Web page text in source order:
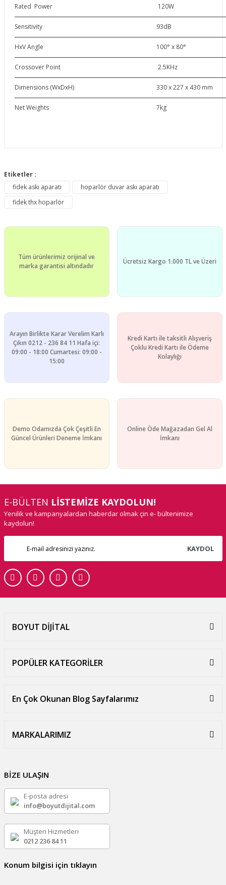
Rated Power 120W
Sensitivity 93dB
HxV Angle 100° x 80°
Crossover Point 2.5KHz
Dimensions (WxDxH) 330 x 227 x 430 mm
Net Weights 7kg
konularda yetersiz gördüğünüz noktaları öneri formunu
Görüş ve önerileriniz için teşekkür ederiz.
Ürün açıklamasında eksik bilgiler bulunuyor.
Ürün fiyatı diğer sitelerden daha pahalı.
Etiketler :
fidek askı aparatı
hoparlör duvar askı aparatı
fidek thx hoparlör
Tüm ürünlerimiz orijinal ve
marka garantisi altındadır
Ücretsiz Kargo 1.000 TL ve Üzeri
Arayın Birlikte Karar Verelim Karlı
Çıkın 0212 - 236 84 11 Hafa içi:
09:00 - 18:00 Cumartesi: 09:00 -
15:00
Kredi Kartı ile taksitli Alışveriş
Çoklu Kredi Kartı ile Ödeme
Kolaylığı
Demo Odamızda Çok Çeşitli En
Güncel Ürünleri Deneme İmkanı
Online Öde Mağazadan Gel Al
İmkanı
E-BÜLTEN LİSTEMİZE KAYDOLUN!
Yenilik ve kampanyalardan haberdar olmak çin e- bültenimize
kaydolun!
KAYDOL
BOYUT DİJİTAL
POPÜLER KATEGORİLER
En Çok Okunan Blog Sayfalarımız
MARKALARIMIZ
BİZE ULAŞIN
E-posta adresi
info@boyutdijital.com
Müşteri Hizmetleri
0212 236 84 11
Konum bilgisi için tıklayın